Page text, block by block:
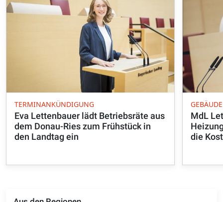
TERMINANKÜNDIGUNG
Eva Lettenbauer lädt Betriebsräte aus
dem Donau-Ries zum Frühstück in
den Landtag ein
MdL
die